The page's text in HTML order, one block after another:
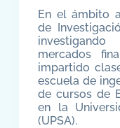
En el ámbito
de
mercados
impartido
escuela de
de cursos de
en la
(UPSA).